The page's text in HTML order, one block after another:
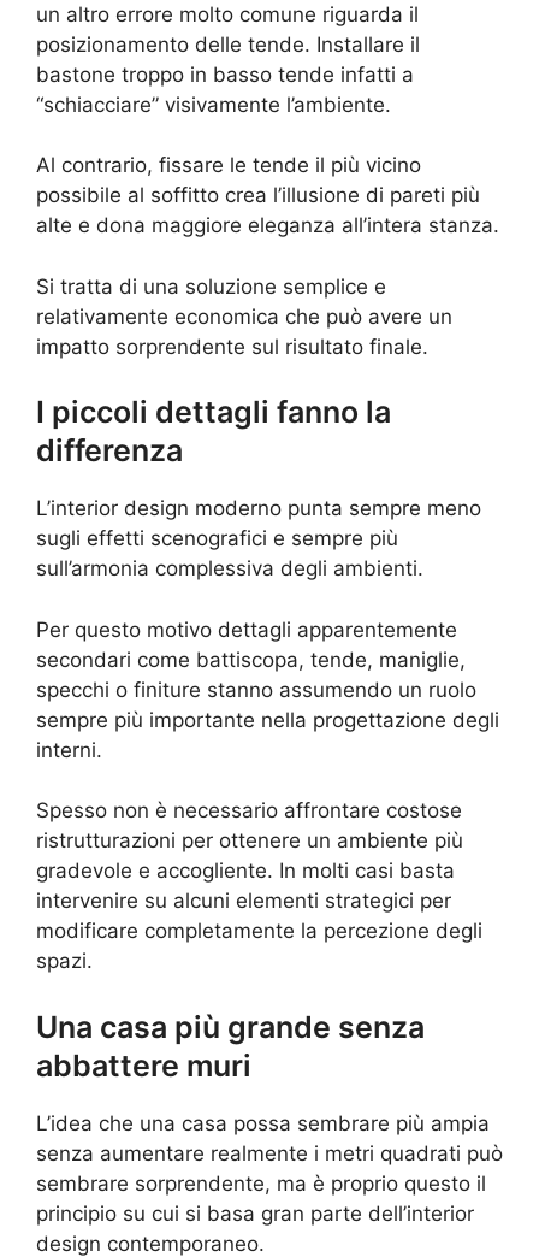
un altro errore molto comune riguarda il
posizionamento delle tende. Installare il
bastone troppo in basso tende infatti a
“schiacciare” visivamente l’ambiente.
Al contrario, fissare le tende il più vicino
possibile al soffitto crea l’illusione di pareti più
alte e dona maggiore eleganza all’intera stanza.
Si tratta di una soluzione semplice e
relativamente economica che può avere un
impatto sorprendente sul risultato finale.
I piccoli dettagli fanno la
differenza
L’interior design moderno punta sempre meno
sugli effetti scenografici e sempre più
sull’armonia complessiva degli ambienti.
Per questo motivo dettagli apparentemente
secondari come battiscopa, tende, maniglie,
specchi o finiture stanno assumendo un ruolo
sempre più importante nella progettazione degli
interni.
Spesso non è necessario affrontare costose
ristrutturazioni per ottenere un ambiente più
gradevole e accogliente. In molti casi basta
intervenire su alcuni elementi strategici per
modificare completamente la percezione degli
spazi.
Una casa più grande senza
abbattere muri
L’idea che una casa possa sembrare più ampia
senza aumentare realmente i metri quadrati può
sembrare sorprendente, ma è proprio questo il
principio su cui si basa gran parte dell’interior
design contemporaneo.